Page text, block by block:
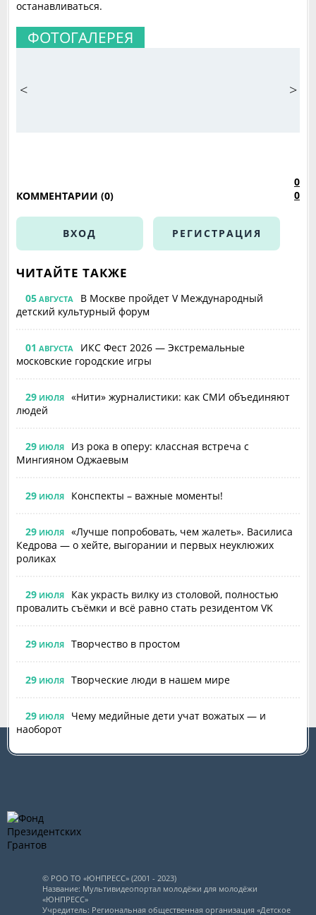
останавливаться.
ФОТОГАЛЕРЕЯ
< >
0
0
КОММЕНТАРИИ (0)
ВХОД РЕГИСТРАЦИЯ
ЧИТАЙТЕ ТАКЖЕ
05 АВГУСТА
В Москве пройдет V Международный
детский культурный форум
01 АВГУСТА
ИКС Фест 2026 — Экстремальные
московские городские игры
29 ИЮЛЯ
«Нити» журналистики: как СМИ объединяют
людей
29 ИЮЛЯ
Из рока в оперу: классная встреча с
Мингияном Оджаевым
29 ИЮЛЯ Конспекты – важные моменты!
29 ИЮЛЯ
«Лучше попробовать, чем жалеть». Василиса
Кедрова — о хейте, выгорании и первых неуклюжих
роликах
29 ИЮЛЯ
Как украсть вилку из столовой, полностью
провалить съёмки и всё равно стать резидентом VK
29 ИЮЛЯ Творчество в простом
29 ИЮЛЯ Творческие люди в нашем мире
29 ИЮЛЯ
Чему медийные дети учат вожатых — и
наоборот
© РОО ТО «ЮНПРЕСС» (2001 - 2023)
Название: Мультивидеопортал молодёжи для молодёжи
«ЮНПРЕСС»
Учредитель: Региональная общественная организация «Детское